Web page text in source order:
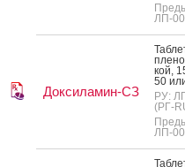
ЛП-
Доксиламин-СЗ
кой,
50
РУ:
(РГ-
ЛП-